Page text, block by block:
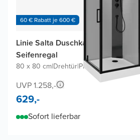
60 € Rabatt je 600 €
Linie Salta Duschkabine mit
Seifenregal
80 x 80 cm|Drehtür|Profil Schwarz
UVP 1.258,-
629,-
Sofort lieferbar